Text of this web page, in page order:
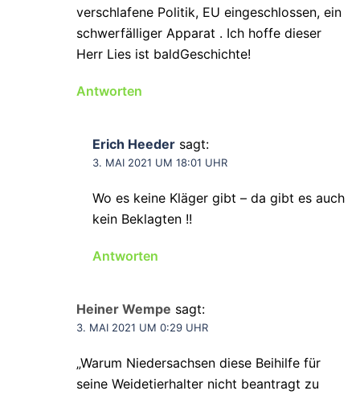
verschlafene Politik, EU eingeschlossen, ein
schwerfälliger Apparat . Ich hoffe dieser
Herr Lies ist baldGeschichte!
Antworten
Erich Heeder sagt:
3. MAI 2021 UM 18:01 UHR
Wo es keine Kläger gibt – da gibt es auch
kein Beklagten !!
Antworten
Heiner Wempe sagt:
3. MAI 2021 UM 0:29 UHR
„Warum Niedersachsen diese Beihilfe für
seine Weidetierhalter nicht beantragt zu